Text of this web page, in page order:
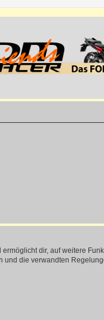
dir, auf weitere
die verwandten